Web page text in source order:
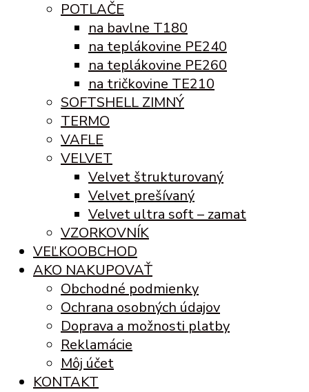
POTLAČE
na bavlne T180
na teplákovine PE240
na teplákovine PE260
na tričkovine TE210
SOFTSHELL ZIMNÝ
TERMO
VAFLE
VELVET
Velvet štrukturovaný
Velvet prešívaný
Velvet ultra soft – zamat
VZORKOVNÍK
VEĽKOOBCHOD
AKO NAKUPOVAŤ
Obchodné podmienky
Ochrana osobných údajov
Doprava a možnosti platby
Reklamácie
Môj účet
KONTAKT